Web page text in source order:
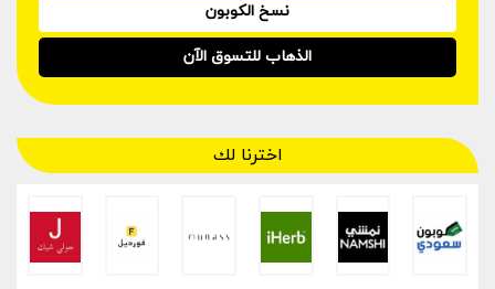
نسخ الكوبون
الذهاب للتسوق الآن
اخترنا لك